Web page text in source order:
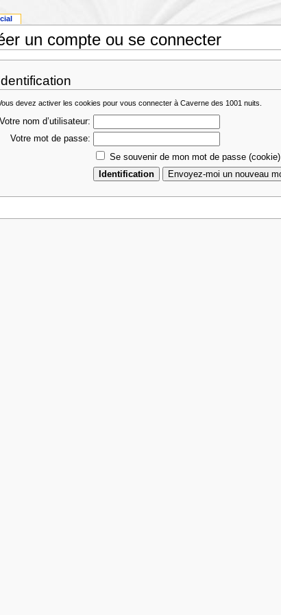
un compte ou se connecter
devez activer les cookies pour vous connecter à Caverne des 1001 nuits.
Votre nom d’utilisateur:
Votre mot de passe:
Se souvenir de mon mot de passe (cookie)